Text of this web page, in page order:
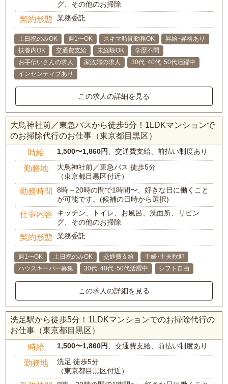
グ、その他のお掃除
契約形態 業務委託
土日祝のみOK 週1〜OK スキマ時間勤務OK
昇給･昇格あり
扶養内OK
交通費支給 未経験OK
学歴不問
お手伝いさんの求人
家政婦の求人
30代･40代･50代活躍中
インセンティブあり
この求人の詳細を見る
大鳥神社前／東急バスから徒歩5分！1LDKマンションで
のお掃除代行のお仕事（東京都目黒区）
時給 1,500〜1,860円 、交通費支給、前払い制度あり
勤務地
大鳥神社前／東急バス 徒歩5分
（東京都目黒区付近）
勤務時間
8時～20時の間で1時間〜、好きな日に働くこと
が可能です。(候補の日時から選択)
仕事内容
キッチン、トイレ、お風呂、洗面所、リビン
グ、その他のお掃除
契約形態 業務委託
週1〜OK 土日祝のみOK 交通費支給
主婦･主夫歓迎
ハウスキーパー募集
30代･40代･50代活躍中 シフト自由
この求人の詳細を見る
洗足駅から徒歩5分！1LDKマンションでのお掃除代行の
お仕事（東京都目黒区）
時給 1,500〜1,860円 、交通費支給、前払い制度あり
勤務地
洗足 徒歩5分
（東京都目黒区付近）